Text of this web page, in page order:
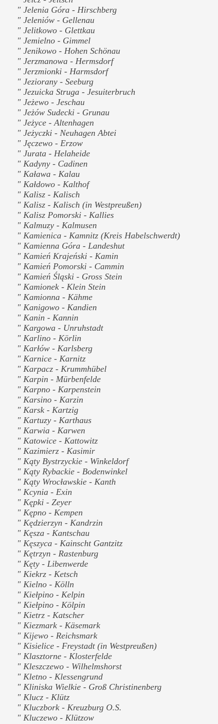
" Jelenia Góra - Hirschberg
" Jeleniów - Gellenau
" Jelitkowo - Glettkau
" Jemielno - Gimmel
" Jenikowo - Hohen Schönau
" Jerzmanowa - Hermsdorf
" Jerzmionki - Harmsdorf
" Jeziorany - Seeburg
" Jezuicka Struga - Jesuiterbruch
" Jeżewo - Jeschau
" Jeżów Sudecki - Grunau
" Jeżyce - Altenhagen
" Jeżyczki - Neuhagen Abtei
" Jęczewo - Erzow
" Jurata - Helaheide
" Kadyny - Cadinen
" Kaława - Kalau
" Kałdowo - Kalthof
" Kalisz - Kalisch
" Kalisz - Kalisch (in Westpreußen)
" Kalisz Pomorski - Kallies
" Kalmuzy - Kalmusen
" Kamienica - Kamnitz (Kreis Habelschwerdt)
" Kamienna Góra - Landeshut
" Kamień Krajeński - Kamin
" Kamień Pomorski - Cammin
" Kamień Śląski - Gross Stein
" Kamionek - Klein Stein
" Kamionna - Kähme
" Kanigowo - Kandien
" Kanin - Kannin
" Kargowa - Unruhstadt
" Karlino - Körlin
" Karłów - Karlsberg
" Karnice - Karnitz
" Karpacz - Krummhübel
" Karpin - Mürbenfelde
" Karpno - Karpenstein
" Karsino - Karzin
" Karsk - Kartzig
" Kartuzy - Karthaus
" Karwia - Karwen
" Katowice - Kattowitz
" Kazimierz - Kasimir
" Kąty Bystrzyckie - Winkeldorf
" Kąty Rybackie - Bodenwinkel
" Kąty Wrocławskie - Kanth
" Kcynia - Exin
" Kępki - Zeyer
" Kępno - Kempen
" Kędzierzyn - Kandrzin
" Kęsza - Kantschau
" Kęszyca - Kainscht Gantzitz
" Kętrzyn - Rastenburg
" Kęty - Libenwerde
" Kiekrz - Ketsch
" Kielno - Kölln
" Kiełpino - Kelpin
" Kiełpino - Kölpin
" Kietrz - Katscher
" Kiezmark - Käsemark
" Kijewo - Reichsmark
" Kisielice - Freystadt (in Westpreußen)
" Klasztorne - Klosterfelde
" Kleszczewo - Wilhelmshorst
" Kletno - Klessengrund
" Kliniska Wielkie - Groß Christinenberg
" Klucz - Klütz
" Kluczbork - Kreuzburg O.S.
" Kluczewo - Klützow